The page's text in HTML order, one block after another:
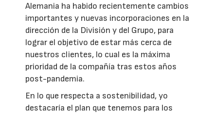
Alemania ha habido recientemente cambios
importantes y nuevas incorporaciones en la
dirección de la División y del Grupo, para
lograr el objetivo de estar más cerca de
nuestros clientes, lo cual es la máxima
prioridad de la compañía tras estos años
post-pandemia.
En lo que respecta a sostenibilidad, yo
destacaría el plan que tenemos para los